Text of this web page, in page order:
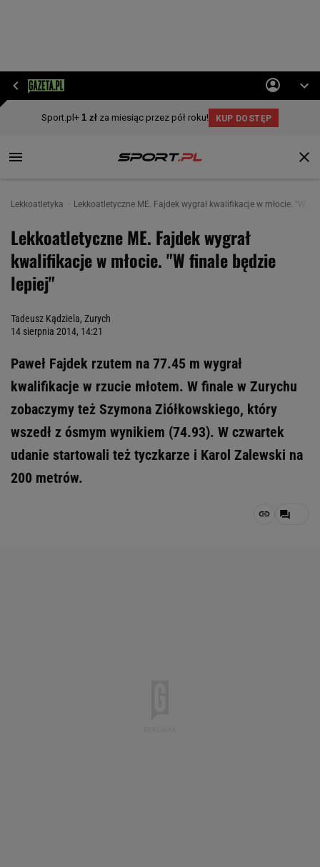
Lekkoatletyka Lekkoatletyczne ME. Fajdek wygrał kwalifikacje w młocie. "W
Lekkoatletyczne ME. Fajdek wygrał
kwalifikacje w młocie. "W finale będzie
lepiej"
Tadeusz Kądziela, Zurych
14 sierpnia 2014, 14:21
Paweł Fajdek rzutem na 77.45 m wygrał
kwalifikacje w rzucie młotem. W finale w Zurychu
zobaczymy też Szymona Ziółkowskiego, który
wszedł z ósmym wynikiem (74.93). W czwartek
udanie startowali też tyczkarze i Karol Zalewski na
200 metrów.